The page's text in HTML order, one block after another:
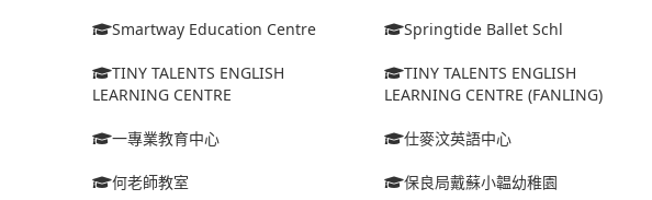
Smartway Education Centre Springtide Ballet Schl
TINY TALENTS ENGLISH
LEARNING CENTRE
TINY TALENTS ENGLISH
LEARNING CENTRE (FANLING)
一專業教育中心 仕麥汶英語中心
何老師教室 保良局戴蘇小韞幼稚園